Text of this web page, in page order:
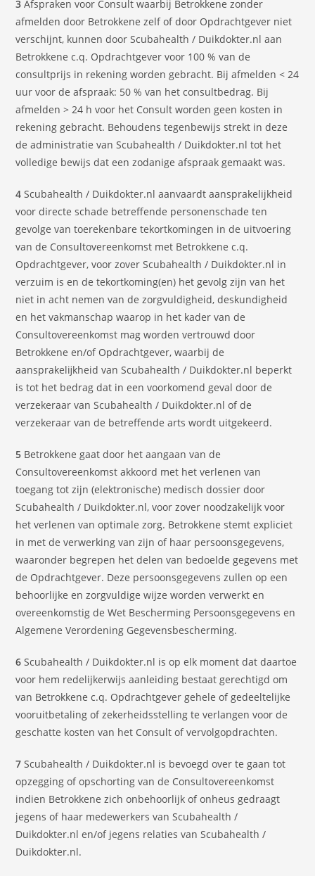
3Afspraken voor Consult waarbij Betrokkene zonder
afmelden door Betrokkene zelf of door Opdrachtgever niet
verschijnt, kunnen door Scubahealth / Duikdokter.nl aan
Betrokkene c.q. Opdrachtgever voor 100 % van de
consultprijs in rekening worden gebracht. Bij afmelden < 24
uur voor de afspraak: 50 % van het consultbedrag. Bij
afmelden > 24 h voor het Consult worden geen kosten in
rekening gebracht. Behoudens tegenbewijs strekt in deze
de administratie van Scubahealth / Duikdokter.nl tot het
volledige bewijs dat een zodanige afspraak gemaakt was.
4 Scubahealth / Duikdokter.nl aanvaardt aansprakelijkheid
voor directe schade betreffende personenschade ten
gevolge van toerekenbare tekortkomingen in de uitvoering
van de Consultovereenkomst met Betrokkene c.q.
Opdrachtgever, voor zover Scubahealth / Duikdokter.nl in
verzuim is en de tekortkoming(en) het gevolg zijn van het
niet in acht nemen van de zorgvuldigheid, deskundigheid
en het vakmanschap waarop in het kader van de
Consultovereenkomst mag worden vertrouwd door
Betrokkene en/of Opdrachtgever, waarbij de
aansprakelĳkheid van Scubahealth / Duikdokter.nl beperkt
is tot het bedrag dat in een voorkomend geval door de
verzekeraar van Scubahealth / Duikdokter.nl of de
verzekeraar van de betreffende arts wordt uitgekeerd.
5 Betrokkene gaat door het aangaan van de
Consultovereenkomst akkoord met het verlenen van
toegang tot zijn (elektronische) medisch dossier door
Scubahealth / Duikdokter.nl, voor zover noodzakelijk voor
het verlenen van optimale zorg. Betrokkene stemt expliciet
in met de verwerking van zijn of haar persoonsgegevens,
waaronder begrepen het delen van bedoelde gegevens met
de Opdrachtgever. Deze persoonsgegevens zullen op een
behoorlijke en zorgvuldige wijze worden verwerkt en
overeenkomstig de Wet Bescherming Persoonsgegevens en
Algemene Verordening Gegevensbescherming.
6 Scubahealth / Duikdokter.nl is op elk moment dat daartoe
voor hem redelijkerwijs aanleiding bestaat gerechtigd om
van Betrokkene c.q. Opdrachtgever gehele of gedeeltelijke
vooruitbetaling of zekerheidsstelling te verlangen voor de
geschatte kosten van het Consult of vervolgopdrachten.
7 Scubahealth / Duikdokter.nl is bevoegd over te gaan tot
opzegging of opschorting van de Consultovereenkomst
indien Betrokkene zich onbehoorlijk of onheus gedraagt
jegens of haar medewerkers van Scubahealth /
Duikdokter.nl en/of jegens relaties van Scubahealth /
Duikdokter.nl.